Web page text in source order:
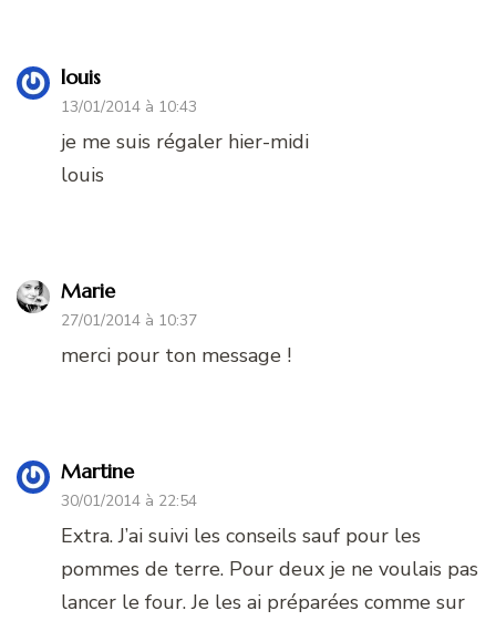
louis
13/01/2014 à 10:43
je me suis régaler hier-midi
louis
Marie
27/01/2014 à 10:37
merci pour ton message !
Martine
30/01/2014 à 22:54
Extra. J’ai suivi les conseils sauf pour les
pommes de terre. Pour deux je ne voulais pas
lancer le four. Je les ai préparées comme sur